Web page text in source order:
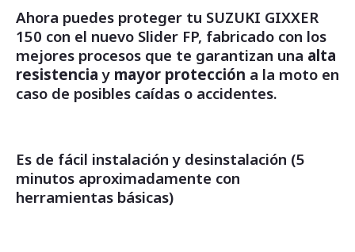
Ahora puedes proteger tu SUZUKI GIXXER
150 con el nuevo Slider FP, fabricado con los
mejores procesos que te garantizan una alta
resistencia y mayor protección a la moto en
caso de posibles caídas o accidentes.
Es de fácil instalación y desinstalación (5
minutos aproximadamente con
herramientas básicas)